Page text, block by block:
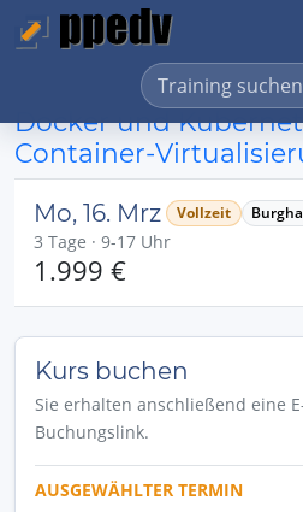
Docker und
Container-
Mo, 16. Mrz Vollzeit
3 Tage · 9-17 Uhr
1.999 €
Kurs buchen
Sie erhalten anschließend eine
Buchungslink.
AUSGEWÄHLTER TERMIN